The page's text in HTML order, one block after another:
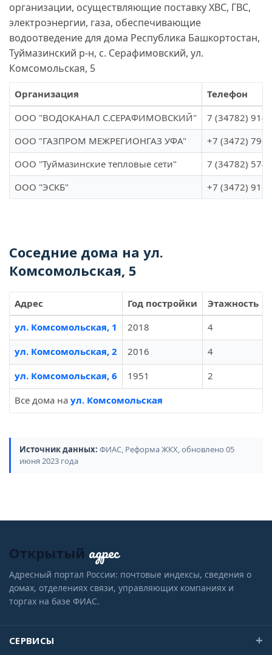
организации, осуществляющие поставку ХВС, ГВС,
электроэнергии, газа, обеспечивающие
водоотведение для дома Республика Башкортостан,
Туймазинский р-н, с. Серафимовский, ул.
Комсомольская, 5
Организация
Телефон
ООО "ВОДОКАНАЛ С.СЕРАФИМОВСКИЙ"
7 (34782)
ООО "ГАЗПРОМ МЕЖРЕГИОНГАЗ УФА"
+7 (3472) 79-
ООО "Туймазинские тепловые сети"
7 (34782)
ООО "ЭСКБ"
+7 (3472) 91-
Соседние дома на ул.
Комсомольская, 5
Адрес Год постройки Этажность
ул. Комсомольская, 1
2018 4
ул. Комсомольская, 2
2016 4
ул. Комсомольская, 6
1951 2
Все дома на ул. Комсомольская
Источник данных: ФИАС, Реформа ЖКХ, обновлено 05
июня 2023 года
Открытый адрес
Адресный портал России: почтовые индексы, сведения о
домах, отделениях связи, управляющих компаниях и
торгах на базе ФИАС.
СЕРВИСЫ